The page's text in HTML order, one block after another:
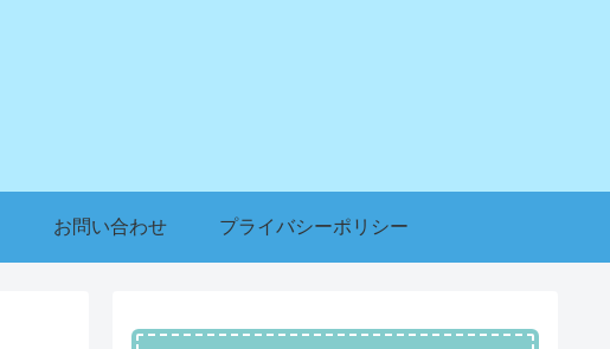
お問い合わせ プライバシーポリシー